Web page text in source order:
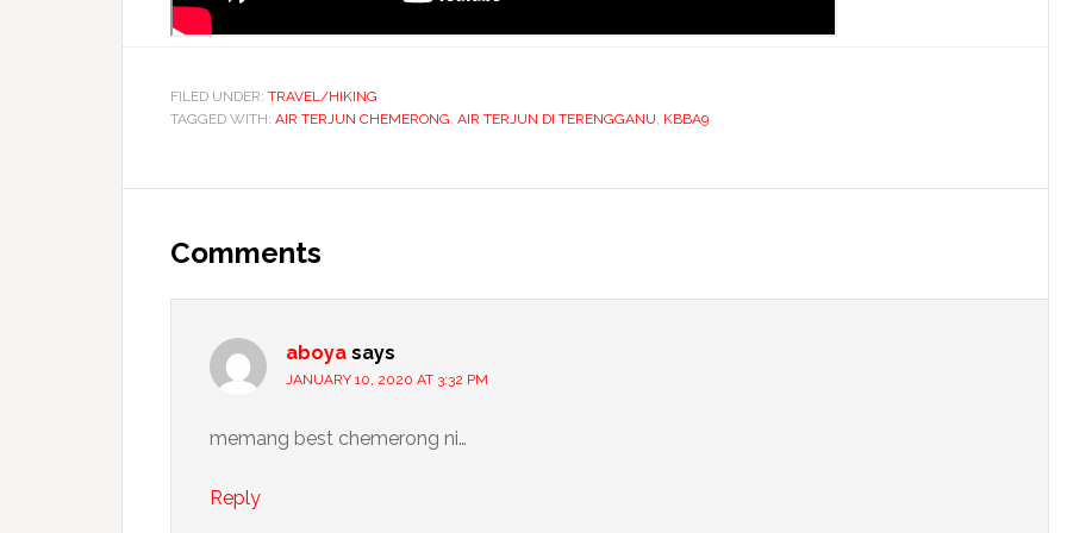
FILED UNDER: TRAVEL/HIKING
TAGGED WITH: AIR TERJUN CHEMERONG, AIR TERJUN DI TERENGGANU, KBBA9
Comments
aboya says
JANUARY 10, 2020 AT 3:32 PM
memang best chemerong ni…
Reply